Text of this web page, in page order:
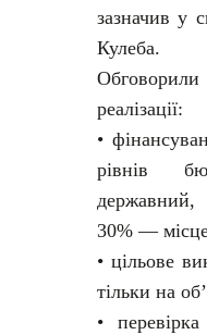
зазначив у
Кулеба.
реалізації:
•
рівнів
30% —
• цільове
тільки на
•